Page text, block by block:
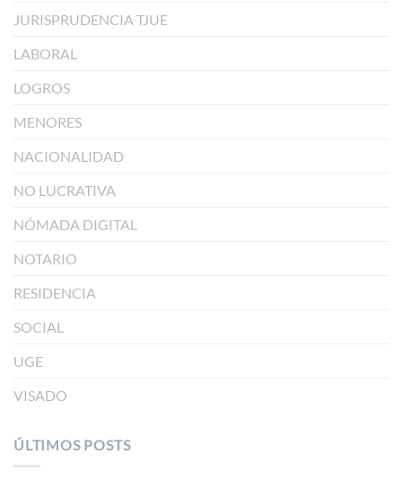
JURISPRUDENCIA TJUE
LABORAL
LOGROS
MENORES
NACIONALIDAD
NO LUCRATIVA
NÓMADA DIGITAL
NOTARIO
RESIDENCIA
SOCIAL
UGE
VISADO
ÚLTIMOS POSTS